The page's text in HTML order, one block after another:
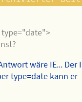
type="date">
wäre IE... Der
type=date kann er